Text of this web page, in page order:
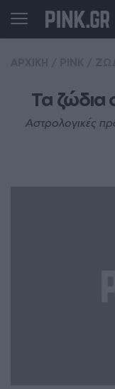
Τα ζώδια
Αστρολογικές